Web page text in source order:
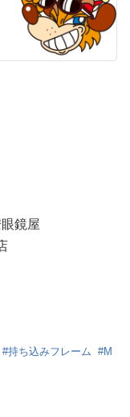
鏡屋
#持ち込みフレーム #M